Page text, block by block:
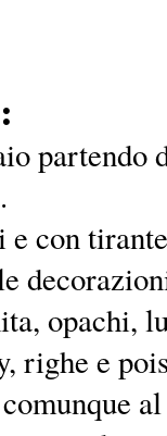
partendo
con
opachi,
righe e